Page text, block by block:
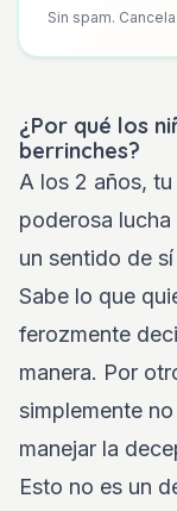
Sin spam.
¿Por qué los
berrinches?
A los 2 años,
poderosa
un sentido de
Sabe lo que
ferozmente
manera. Por
simplemente
manejar la
Esto no es un